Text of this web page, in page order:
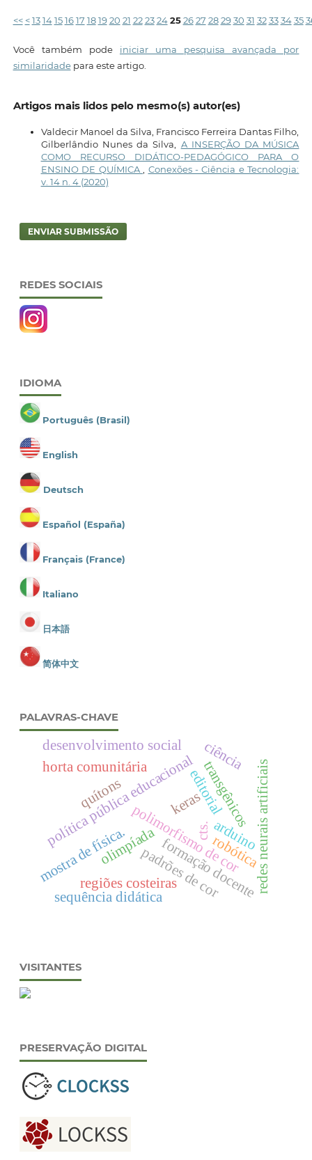
<< < 13 14 15 16 17 18 19 20 21 22 23 24 25 26 27 28 29 30 31 32 33 34 35
Você também pode iniciar uma pesquisa avançada por
similaridadepara este artigo.
Artigos mais lidos pelo mesmo(s) autor(es)
Valdecir Manoel da Silva, Francisco Ferreira Dantas Filho,
Gilberlândio Nunes da Silva, A INSERÇÃO DA MÚSICA
COMO RECURSO DIDÁTICO-PEDAGÓGICO PARA O
ENSINO DE QUÍMICA
Conexões - Ciência e Tecnologia:
v. 14 n. 4 (2020)
ENVIAR SUBMISSÃO
REDES SOCIAIS
IDIOMA
Português (Brasil)
English
Deutsch
Español (España)
Français (France)
Italiano
日本語
简体中文
PALAVRAS-CHAVE
editorial
olimpíada
política pública educacional
padrões de cor
polimorfismo de cor
quítons
regiões costeiras
robóticaredes neurais artificiais
keras
desenvolvimento social
mostra de física. formação docente
sequência didática
transgênicos
cts.
horta comunitária ciência
arduino
VISITANTES
PRESERVAÇÃO DIGITAL